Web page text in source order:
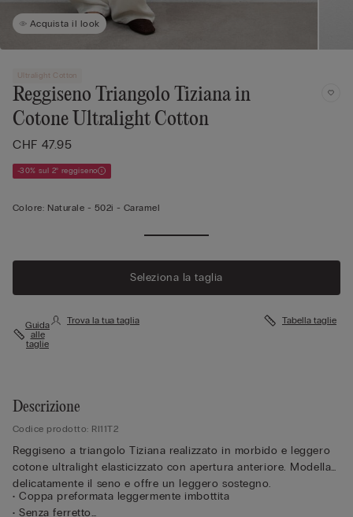
Acquista il look
Ultralight Cotton
Reggiseno Triangolo Tiziana in
Cotone Ultralight Cotton
CHF 47.95
-30% sul 2° reggiseno
Colore: Naturale - 502i - Caramel
Seleziona la taglia
Guida
alle
taglie
Trova la tua taglia Tabella taglie
Descrizione
Codice prodotto: RI11T2
Reggiseno a triangolo Tiziana realizzato in morbido e leggero
cotone ultralight elasticizzato con apertura anteriore. Modella
delicatamente il seno e offre un leggero sostegno.
• Coppa preformata leggermente imbottita
• Senza ferretto